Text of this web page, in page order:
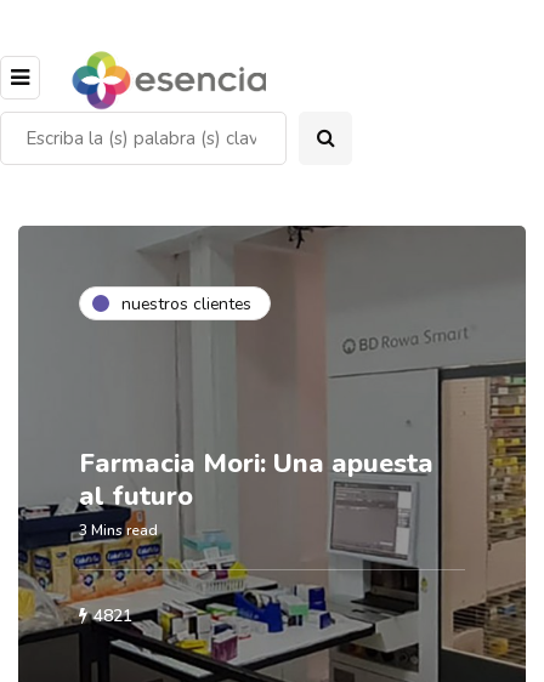
nuestros clientes
Farmacia Mori: Una apuesta
al futuro
3 Mins read
4821